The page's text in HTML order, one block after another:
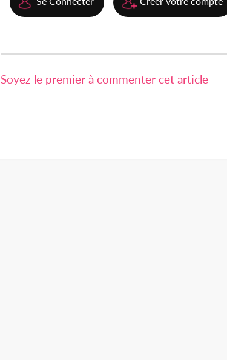
Soyez le premier à commenter cet article